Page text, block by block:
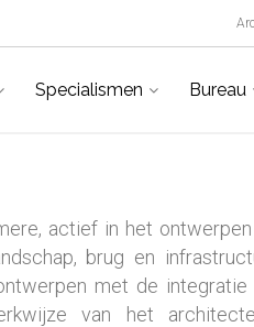
Arc
Specialismen Bureau
actief in het ontwerpen
brug en
met de
van het